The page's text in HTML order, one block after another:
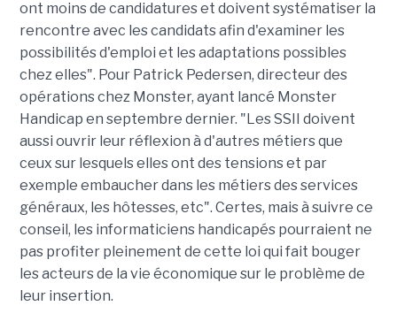
ont moins de candidatures et doivent systématiser la
rencontre avec les candidats afin d'examiner les
possibilités d'emploi et les adaptations possibles
chez elles". Pour Patrick Pedersen, directeur des
opérations chez Monster, ayant lancé Monster
Handicap en septembre dernier. "Les SSII doivent
aussi ouvrir leur réflexion à d'autres métiers que
ceux sur lesquels elles ont des tensions et par
exemple embaucher dans les métiers des services
généraux, les hôtesses, etc". Certes, mais à suivre ce
conseil, les informaticiens handicapés pourraient ne
pas profiter pleinement de cette loi qui fait bouger
les acteurs de la vie économique sur le problème de
leur insertion.